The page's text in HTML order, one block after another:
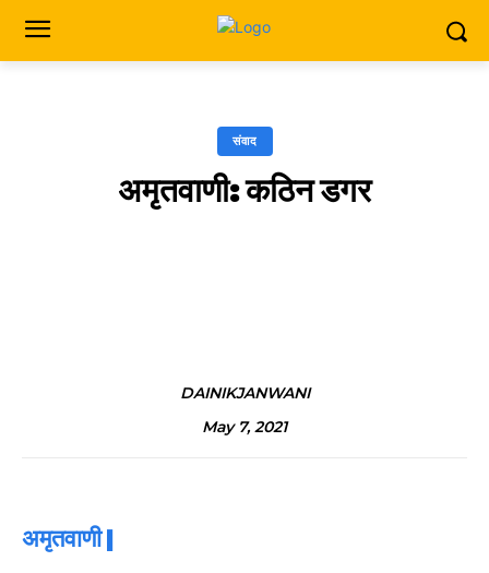
संवाद
अमृतवाणी: कठिन डगर
DAINIKJANWANI
May 7, 2021
अमृतवाणी |